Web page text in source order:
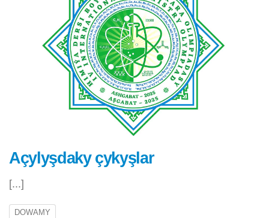
Açylyşdaky çykyşlar
[...]
DOWAMY